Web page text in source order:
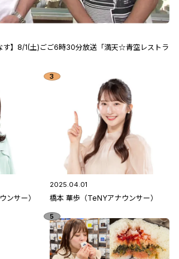
す】8/1(土)ごご6時30分放送「満天☆青空レストラ
ンサー）
2025.04.01
橋本 華歩（TeNYアナウンサー）